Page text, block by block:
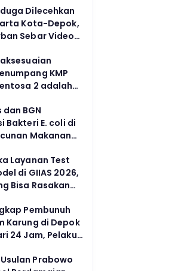
Dilecehkan
Kota-Depok,
Sebar Video
KMP
2 adalah
dan BGN
Bakteri E. coli di
Makanan
Layanan Test
di GIIAS 2026,
Bisa Rasakan
Pembunuh
Karung di Depok
24 Jam, Pelaku
Prabowo